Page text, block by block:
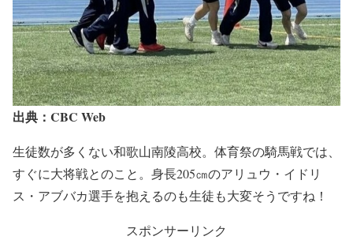
出典：CBC Web
生徒数が多くない和歌山南陵高校。体育祭の騎馬戦では、
すぐに大将戦とのこと。身長205㎝のアリュウ・イドリ
ス・アブバカ選手を抱えるのも生徒も大変そうですね！
スポンサーリンク